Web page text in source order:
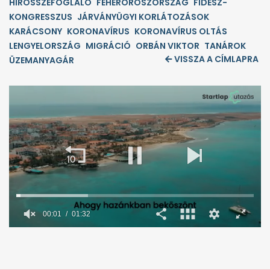
KONGRESSZUS JÁRVÁNYÜGYI KORLÁTOZÁSOK
KARÁCSONY KORONAVÍRUS KORONAVÍRUS OLTÁS
LENGYELORSZÁG MIGRÁCIÓ ORBÁN VIKTOR TANÁROK
ÜZEMANYAGÁR
VISSZA A CÍMLAPRA
00:02 01:32